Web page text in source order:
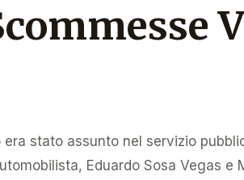
stato assunto nel servizio
Eduardo Sosa Vegas e